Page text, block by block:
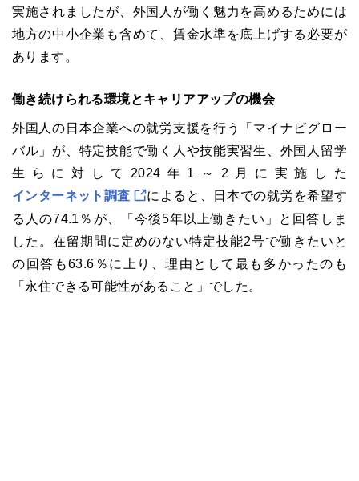
実施されましたが、外国人が働く魅力を高めるためには
地方の中小企業も含めて、賃金水準を底上げする必要が
あります。
働き続けられる環境とキャリアアップの機会
外国人の日本企業への就労支援を行う「マイナビグロー
バル」が、特定技能で働く人や技能実習生、外国人留学
生らに対して2024年1～2月に実施した
インターネット調査
によると、日本での就労を希望す
る人の74.1％が、「今後5年以上働きたい」と回答しま
した。在留期間に定めのない特定技能2号で働きたいと
の回答も63.6％に上り、理由として最も多かったのも
「永住できる可能性があること」でした。